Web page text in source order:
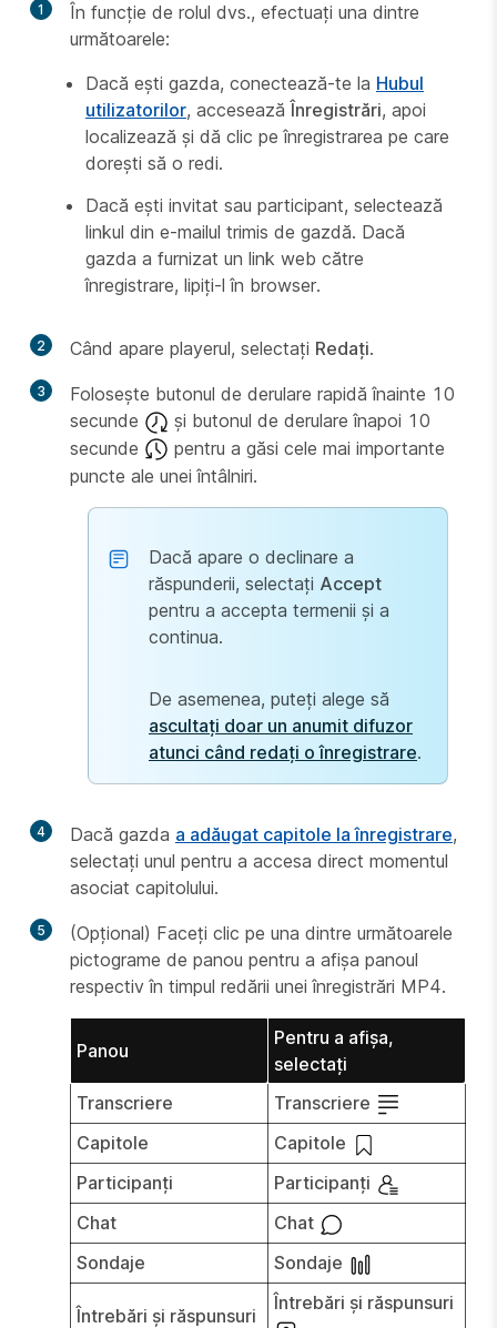
1
În funcție de rolul dvs., efectuați una dintre
următoarele:
Dacă ești gazda, conectează-te la Hubul
utilizatorilor, accesează Înregistrări, apoi
localizează și dă clic pe înregistrarea pe care
dorești să o redi.
Dacă ești invitat sau participant, selectează
linkul din e-mailul trimis de gazdă. Dacă
gazda a furnizat un link web către
înregistrare, lipiți-l în browser.
2 Când apare playerul, selectați Redați.
3
Folosește butonul de derulare rapidă înainte 10
secunde
și butonul de derulare înapoi 10
secunde
pentru a găsi cele mai importante
puncte ale unei întâlniri.
Dacă apare o declinare a
răspunderii, selectați Accept
pentru a accepta termenii și a
continua.
De asemenea, puteți alege să
ascultați doar un anumit difuzor
atunci când redați o înregistrare.
4 Dacă gazda a adăugat capitole la înregistrare,
selectați unul pentru a accesa direct momentul
asociat capitolului.
5
(Opțional) Faceți clic pe una dintre următoarele
pictograme de panou pentru a afișa panoul
respectiv în timpul redării unei înregistrări MP4.
Panou
Pentru a afișa,
selectați
Transcriere
Transcriere
Capitole
Capitole
Participanți
Participanți
Chat
Chat
Sondaje
Sondaje
Întrebări și răspunsuri
Întrebări și răspunsuri